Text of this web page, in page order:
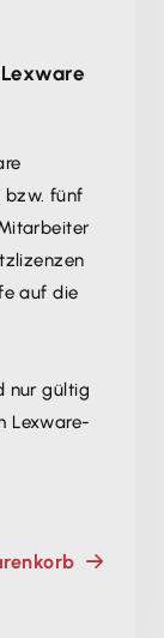
bzw. fünf
auf die
nur gültig
Lexware-